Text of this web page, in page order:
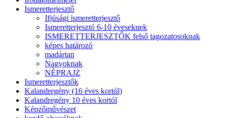
Ismeretterjesztő
Ifjúsági ismeretterjesztő
Ismeretterjesztó 6-10 éveseknek
ISMERETTERJESZTŐK felső tagozatosoknak
képes határozó
madártan
Nagyoknak
NÉPRAJZ
Ismeretterjesztők
Kalandregény (16 éves kortól)
Kalandregény 10 éves kortól
Képzőművészet